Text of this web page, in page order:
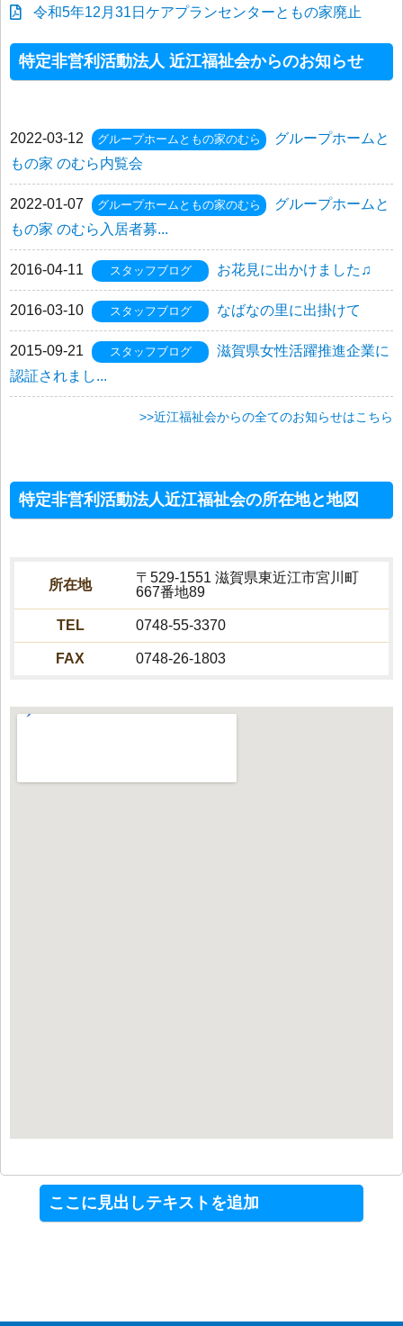
令和5年12月31日ケアプランセンターともの家廃止
特定非営利活動法人 近江福祉会からのお知らせ
2022-03-12 グループホームともの家のむら
グループホームと
もの家 のむら内覧会
2022-01-07 グループホームともの家のむら
グループホームと
もの家 のむら入居者募...
2016-04-11 スタッフブログ お花見に出かけました♫
2016-03-10 スタッフブログ なばなの里に出掛けて
2015-09-21 スタッフブログ
滋賀県女性活躍推進企業に
認証されまし...
>>近江福祉会からの全てのお知らせはこちら
特定非営利活動法人近江福祉会の所在地と地図
所在地
〒529-1551 滋賀県東近江市宮川町
667番地89
TEL 0748-55-3370
FAX 0748-26-1803
ここに見出しテキストを追加